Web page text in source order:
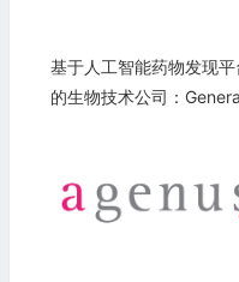
基于人工智能药物发现平
的生物技术公司：